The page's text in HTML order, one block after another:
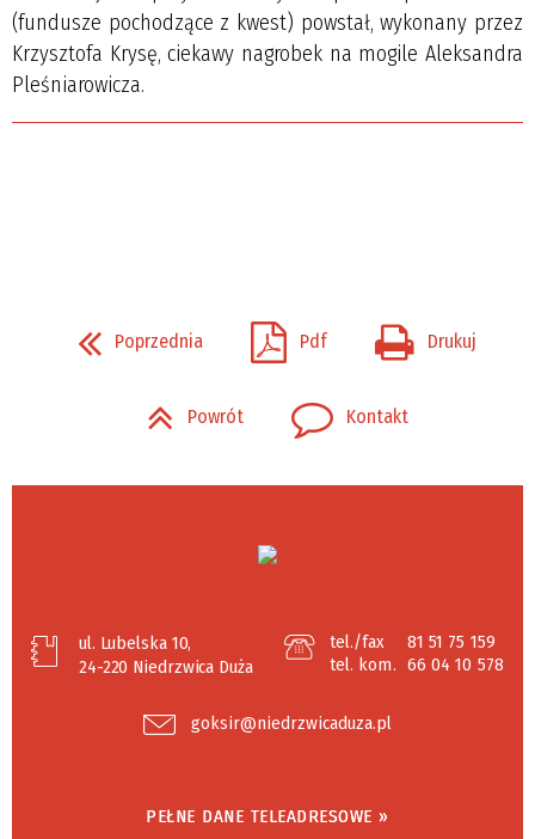
(fundusze pochodzące z kwest) powstał, wykonany przez
Krzysztofa Krysę, ciekawy nagrobek na mogile Aleksandra
Pleśniarowicza.
Poprzednia Pdf Drukuj
Powrót Kontakt
ul. Lubelska 10,
24-220 Niedrzwica Duża
tel./fax
81 51 75 159
tel. kom. 66 04 10 578
goksir@niedrzwicaduza.pl
PEŁNE DANE TELEADRESOWE »